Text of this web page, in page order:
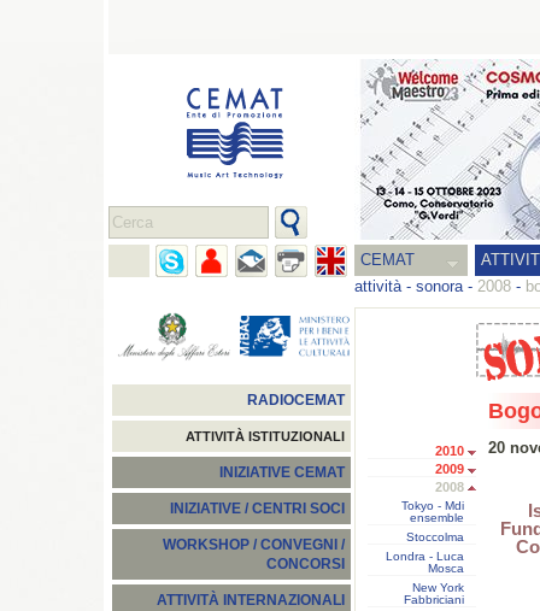
CEMAT
attività- sonora- 2008 -
RADIOCEMAT
ATTIVITÀ ISTITUZIONALI
INIZIATIVE CEMAT
INIZIATIVE / CENTRI SOCI
WORKSHOP / CONVEGNI /
CONCORSI
ATTIVITÀ INTERNAZIONALI
2010
2009
2008
Tokyo - Mdi
ensemble
Stoccolma
Londra - Luca
Mosca
New York
Fabbriciani
20